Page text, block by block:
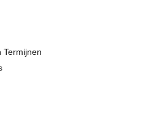
Termijnen